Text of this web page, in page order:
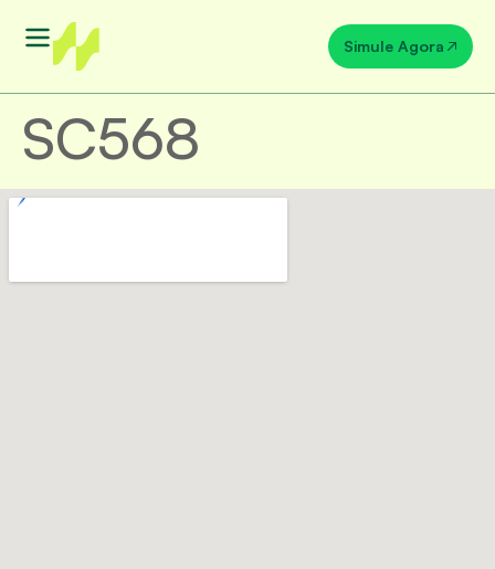
Simule Agora
SC568